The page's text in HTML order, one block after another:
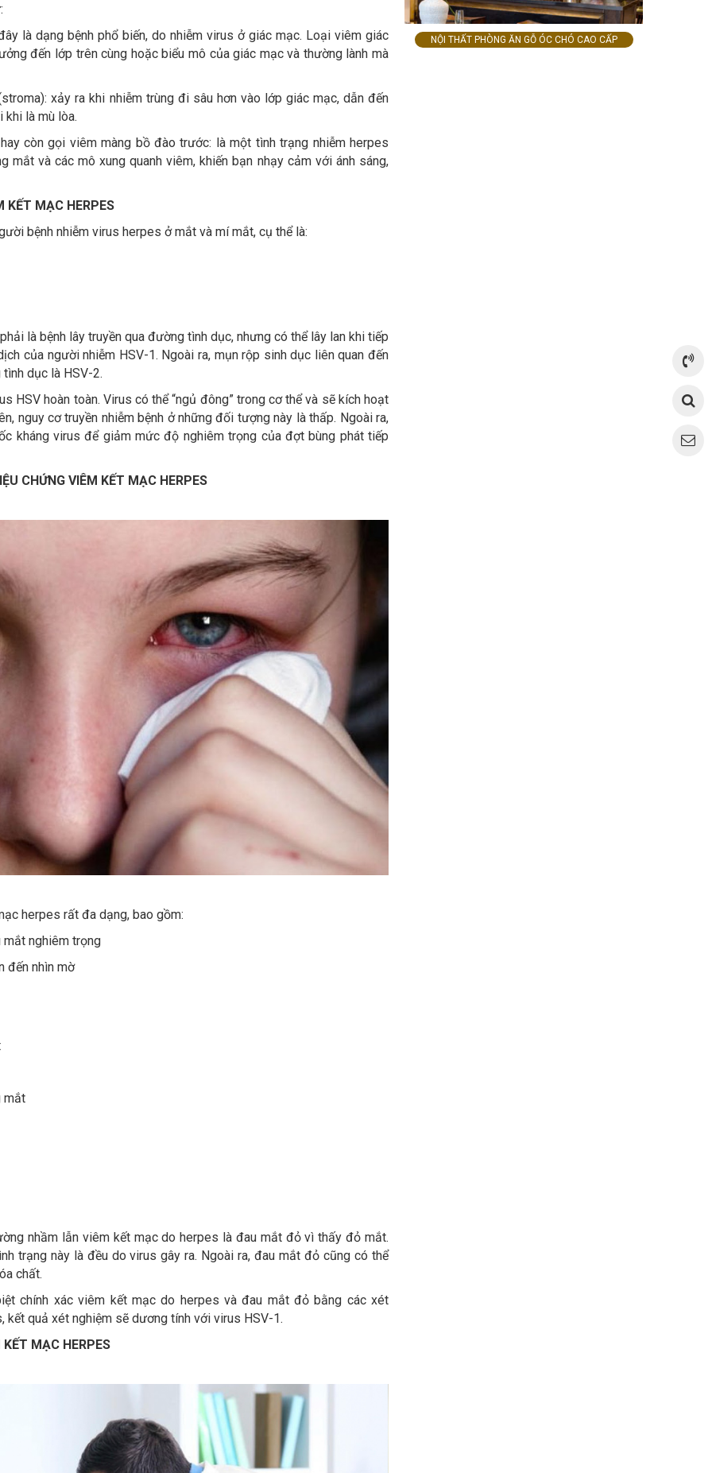
là dạng bệnh phổ biến, do nhiễm virus ở giác mạc. Loại viêm giác
đến lớp trên cùng hoặc biểu mô của giác mạc và thường lành mà
xảy ra khi nhiễm trùng đi sâu hơn vào lớp giác mạc, dẫn đến
là mù lòa.
còn gọi viêm màng bồ đào trước: là một tình trạng nhiễm herpes
mắt và các mô xung quanh viêm, khiến bạn nhạy cảm với ánh sáng,
KẾT MẠC HERPES
bệnh nhiễm virus herpes ở mắt và mí mắt, cụ thể là:
là bệnh lây truyền qua đường tình dục, nhưng có thể lây lan khi tiếp
của người nhiễm HSV-1. Ngoài ra, mụn rộp sinh dục liên quan đến
dục là HSV-2.
HSV hoàn toàn. Virus có thể “ngủ đông” trong cơ thể và sẽ kích hoạt
nguy cơ truyền nhiễm bệnh ở những đối tượng này là thấp. Ngoài ra,
kháng virus để giảm mức độ nghiêm trọng của đợt bùng phát tiếp
CHỨNG VIÊM KẾT MẠC HERPES
herpes rất đa dạng, bao gồm:
nghiêm trọng
đến nhìn mờ
mắt
nhầm lẫn viêm kết mạc do herpes là đau mắt đỏ vì thấy đỏ mắt.
trạng này là đều do virus gây ra. Ngoài ra, đau mắt đỏ cũng có thể
chất.
chính xác viêm kết mạc do herpes và đau mắt đỏ bằng các xét
kết quả xét nghiệm sẽ dương tính với virus HSV-1.
MẠC HERPES
NỘI THẤT PHÒNG ĂN GỖ ÓC CHÓ CAO CẤP